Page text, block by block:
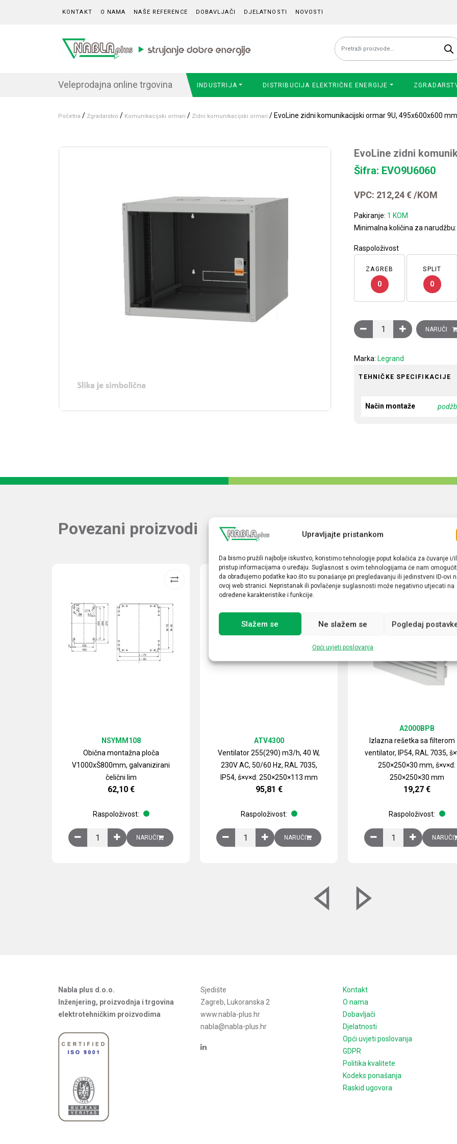
Upravljajte pristankom
Da bismo pružili najbolje iskustvo, koristimo tehnologije poput kolačića za čuvanje i/
pristup informacijama o uređaju. Suglasnost s ovim tehnologijama će nam
da obrađujemo podatke kao što su ponašanje pri pregledavanju ili jedinstveni ID-ovi
ovoj web stranici. Nepristanak ili povlačenje suglasnosti može negativno utjecati na
određene karakteristike i funkcije.
Slažem se Ne slažem se Pogledaj
Opći uvjeti poslovanja
KONTAKT O NAMA NAŠE REFERENCE DOBAVLJAČI DJELATNOSTI NOVOSTI
Pretraži:
Veleprodajna online trgovina INDUSTRIJA DISTRIBUCIJA ELEKTRIČNE ENERGIJE
Početna / Zgradarstvo / Komunikacijski ormari / Zidni komunikacijski ormari / EvoLine zidni komunikacijski ormar 9U, 495x600x600 mm
EvoLine zidni
Šifra: EVO9U6060
VPC: 212,24€ /KOM
Pakiranje: 1 KOM
Minimalna količina za narudžbu:
Raspoloživost
ZAGREB
0
SPLIT
0
EvoLine zidni NARUČI
Marka: Legrand
TEHNIČKE SPECIFIKACIJE
Način montaže
Povezani proizvodi
Obična montažna ploča
V1000xŠ800mm, galvanizirani
čelični lim
NSYMM108
62,10 €
Raspoloživost:
Obična montažna ploča V1000xŠ800mm, galvanizirani čelični lim količina
NARUČI
Ventilator 255(290) m3/h, 40 W,
230V AC, 50/60 Hz, RAL 7035,
IP54, š×v×d: 250×250×113 mm
ATV4300
95,81 €
Raspoloživost:
Ventilator 255(290) m3/h, 40 W, 230V AC, 50/60 Hz, RAL 7035,
NARUČI
Izlazna rešetka sa filterom
ventilator, IP54, RAL 7035,
250×250×30 mm, š×v×d:
250×250×30 mm
A2000BPB
19,27 €
Raspoloživost:
Izlazna rešetka saNARUČI
Nabla plus d.o.o.
Inženjering, proizvodnja i trgovina
elektrotehničkim proizvodima
Sjedište
Zagreb, Lukoranska 2
www.nabla-plus.hr
nabla@nabla-plus.hr
Kontakt
O nama
Dobavljači
Djelatnosti
Opći uvjeti poslovanja
GDPR
Politika kvalitete
Kodeks ponašanja
Raskid ugovora